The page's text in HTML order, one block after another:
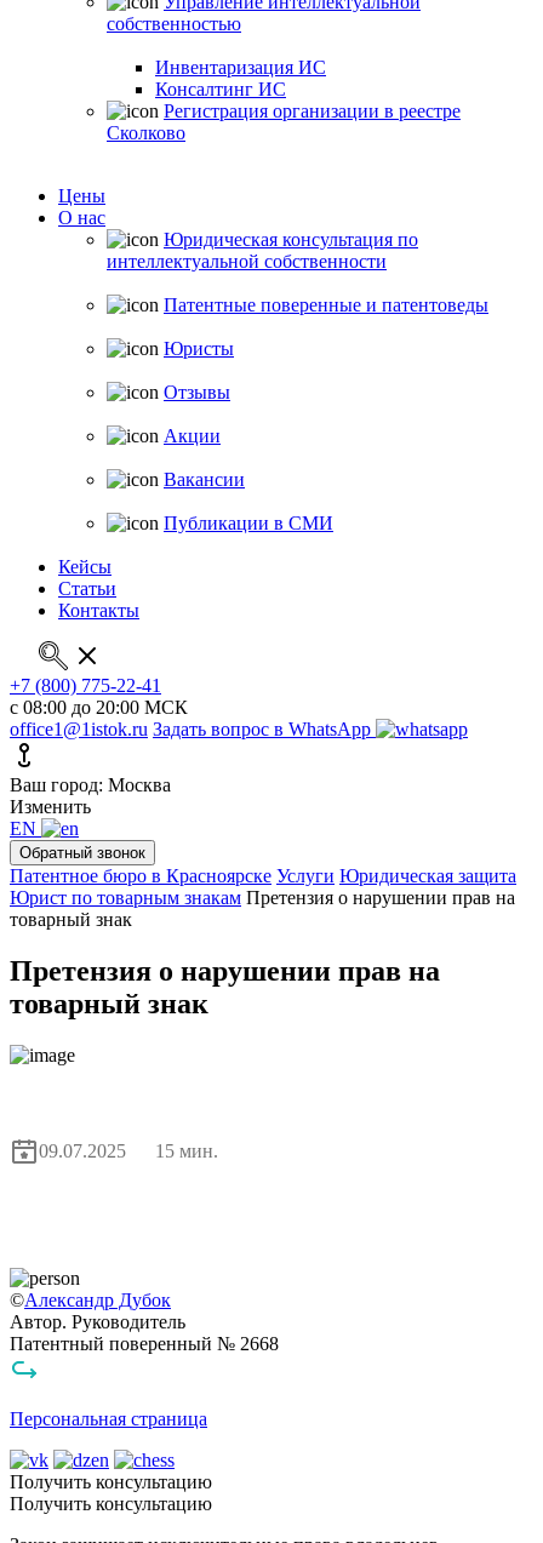
собственностью
Инвентаризация ИС
Консалтинг ИС
Регистрация организации в реестре
Сколково
Цены
О нас
Юридическая консультация по
интеллектуальной собственности
Патентные поверенные и патентоведы
Юристы
Отзывы
Акции
Вакансии
Публикации в СМИ
Кейсы
Статьи
Контакты
+7 (800) 775-22-41
с 08:00 до 20:00 МСК
office1@1istok.ru Задать вопрос в WhatsApp
Ваш город: Москва
Изменить
EN
Обратный звонок
Патентное бюро в Красноярске Услуги Юридическая защита
Юрист по товарным знакам Претензия о нарушении прав на
товарный знак
Претензия о нарушении прав на
товарный знак
09.07.2025 15 мин.
©Александр Дубок
Автор. Руководитель
Патентный поверенный № 2668
Персональная страница
Получить консультацию
Получить консультацию